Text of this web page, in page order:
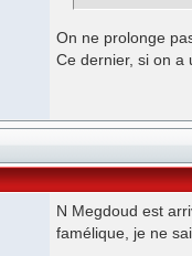
On ne prolonge
Ce dernier, si on a
N Megdoud est
famélique, je ne